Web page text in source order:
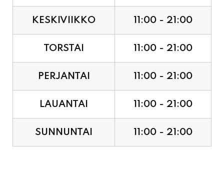
TORSTAI 11:00 - 21:00
PERJANTAI 11:00 - 21:00
LAUANTAI 11:00 - 21:00
SUNNUNTAI 11:00 - 21:00